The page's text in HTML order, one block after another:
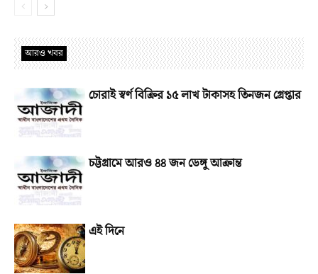
আরও খবর
চোরাই স্বর্ণ বিক্রির ১৫ লাখ টাকাসহ তিনজন গ্রেপ্তার
চট্টগ্রামে আরও ৪৪ জন ডেঙ্গু আক্রান্ত
এই দিনে